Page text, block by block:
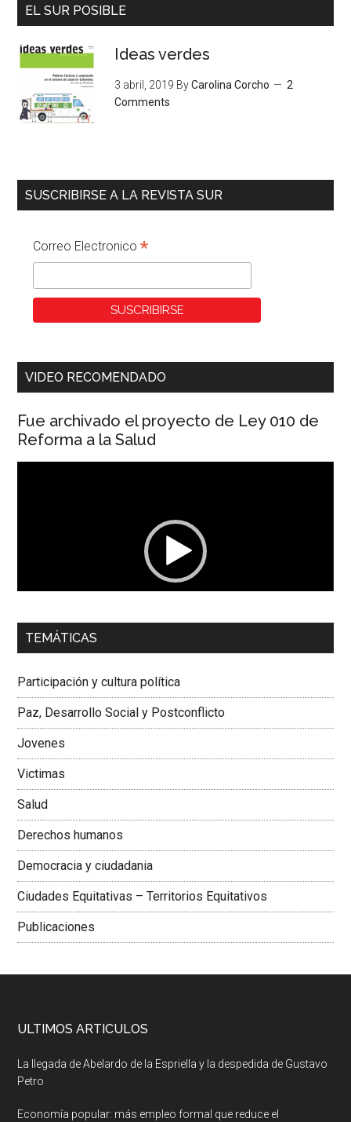
EL SUR POSIBLE
Ideas verdes
3 abril, 2019 ByCarolina Corcho
2
Comments
SUSCRIBIRSE A LA REVISTA SUR
Correo Electronico*
VIDEO RECOMENDADO
Fue archivado el proyecto de Ley 010 de
Reforma a la Salud
00:00 01:04
Dra. Carolina Corcho Mejía,Presidenta Corporación
Colombiana
TEMÁTICAS
Participación y cultura política
Paz, Desarrollo Social y Postconflicto
Jovenes
Victimas
Salud
Derechos humanos
Democracia y ciudadania
Ciudades Equitativas – Territorios Equitativos
Publicaciones
ULTIMOS ARTICULOS
La llegada de Abelardo de la Espriella y la despedida de Gustavo
Petro
Economía popular: más empleo formal que reduce el